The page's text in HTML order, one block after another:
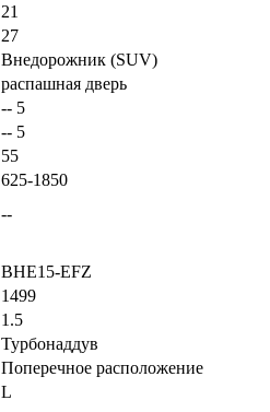
21
27
Внедорожник (SUV)
распашная дверь
-- 5
-- 5
55
625-1850
--
BHE15-EFZ
1499
1.5
Турбонаддув
Поперечное расположение
L